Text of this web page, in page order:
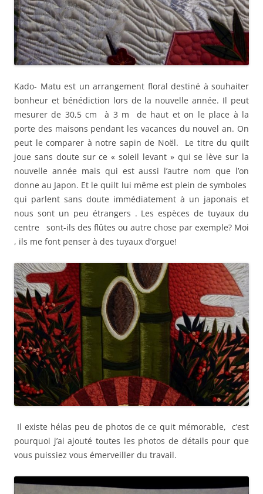
Kado- Matu est un arrangement floral destiné à souhaiter
bonheur et bénédiction lors de la nouvelle année. Il peut
mesurer de 30,5 cm à 3 m de haut et on le place à la
porte des maisons pendant les vacances du nouvel an. On
peut le comparer à notre sapin de Noël. Le titre du quilt
joue sans doute sur ce « soleil levant » qui se lève sur la
nouvelle année mais qui est aussi l’autre nom que l’on
donne au Japon. Et le quilt lui même est plein de symboles
qui parlent sans doute immédiatement à un japonais et
nous sont un peu étrangers . Les espèces de tuyaux du
centre sont-ils des flûtes ou autre chose par exemple? Moi
, ils me font penser à des tuyaux d’orgue!
Il existe hélas peu de photos de ce quit mémorable, c’est
pourquoi j’ai ajouté toutes les photos de détails pour que
vous puissiez vous émerveiller du travail.